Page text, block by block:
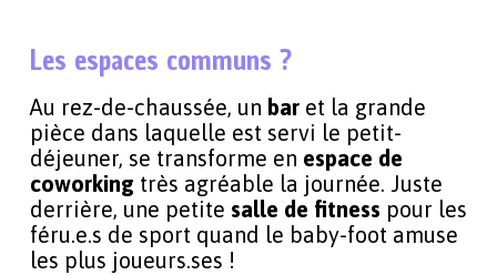
Les espaces communs ?
Au rez-de-chaussée, un baret la grande
pièce dans laquelle est servi le petit-
déjeuner, se transforme en espace de
coworking très agréable la journée. Juste
derrière, une petite salle de fitness pour les
féru.e.s de sport quand le baby-foot amuse
les plus joueurs.ses !